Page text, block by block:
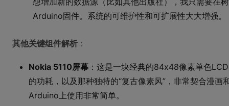
Arduino固件。系统的可维护性和可扩展性大大增强。
其他关键组件解析 ：
Nokia 5110屏幕 ：这是一块经典的84x48像素单色
的功耗，以及那种独特的“复古像素风”，非常契合漫
Arduino上使用非常简单。